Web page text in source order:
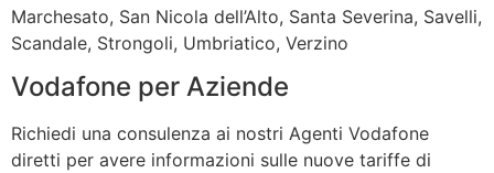
Marchesato, San Nicola dell’Alto, Santa Severina, Savelli,
Scandale, Strongoli, Umbriatico, Verzino
Vodafone per Aziende
Richiedi una consulenza ai nostri Agenti Vodafone
diretti per avere informazioni sulle nuove tariffe di